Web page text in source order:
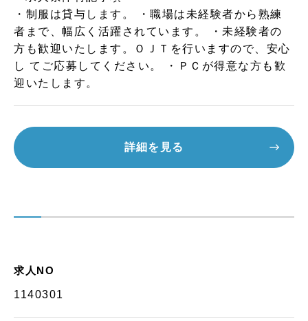
・制服は貸与します。 ・職場は未経験者から熟練
者まで、幅広く活躍されています。 ・未経験者の
方も歓迎いたします。ＯＪＴを行いますので、安心
し てご応募してください。 ・ＰＣが得意な方も歓
迎いたします。
詳細を見る
求人NO
1140301